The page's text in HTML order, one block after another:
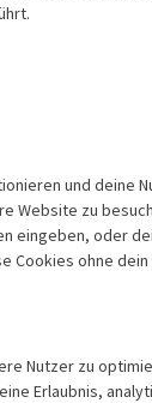
und deine
Website zu
eingeben, oder
Cookies ohne
Nutzer zu
Erlaubnis,